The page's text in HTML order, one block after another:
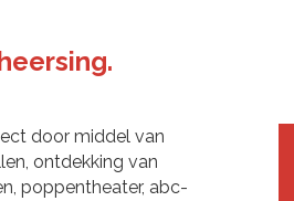
door middel van
ontdekking van
poppentheater, abc-